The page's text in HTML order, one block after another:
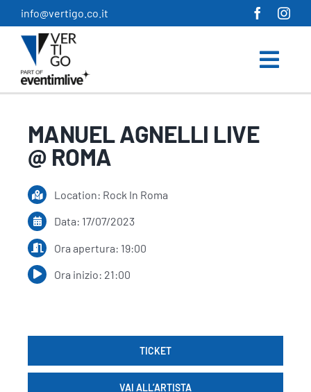
Salta
al
contenuto
info@vertigo.co.it
MANUEL AGNELLI LIVE
@ ROMA
Location: Rock In Roma
Data: 17/07/2023
Ora apertura: 19:00
Ora inizio: 21:00
TICKET
VAI ALL’ARTISTA